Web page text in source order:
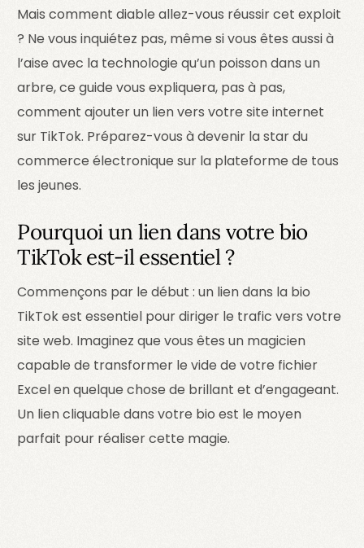
Mais comment diable allez-vous réussir cet exploit
? Ne vous inquiétez pas, même si vous êtes aussi à
l’aise avec la technologie qu’un poisson dans un
arbre, ce guide vous expliquera, pas à pas,
comment ajouter un lien vers votre site internet
sur TikTok. Préparez-vous à devenir la star du
commerce électronique sur la plateforme de tous
les jeunes.
Pourquoi un lien dans votre bio
TikTok est-il essentiel ?
Commençons par le début : un lien dans la bio
TikTok est essentiel pour diriger le trafic vers votre
site web. Imaginez que vous êtes un magicien
capable de transformer le vide de votre fichier
Excel en quelque chose de brillant et d’engageant.
Un lien cliquable dans votre bio est le moyen
parfait pour réaliser cette magie.